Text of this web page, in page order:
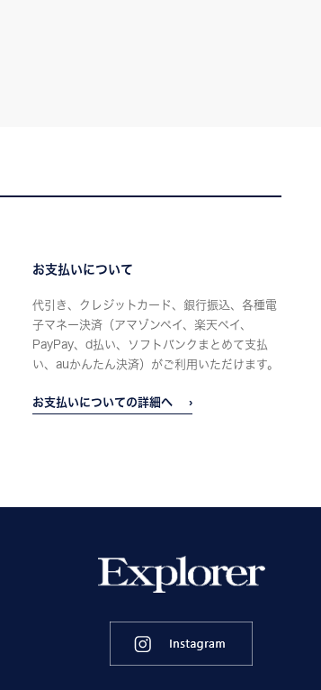
お支払いについて
代引き、クレジットカード、銀行振込、各種電
子マネー決済（アマゾンペイ、楽天ペイ、
PayPay、d払い、ソフトバンクまとめて支払
い、auかんたん決済）がご利用いただけます。
お支払いについての詳細へ